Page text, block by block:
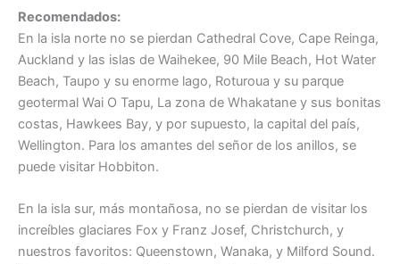
Recomendados:
En la isla norte no se pierdan Cathedral Cove, Cape Reinga,
Auckland y las islas de Waihekee, 90 Mile Beach, Hot Water
Beach, Taupo y su enorme lago, Roturoua y su parque
geotermal Wai O Tapu, La zona de Whakatane y sus bonitas
costas, Hawkees Bay, y por supuesto, la capital del país,
Wellington. Para los amantes del señor de los anillos, se
puede visitar Hobbiton.
En la isla sur, más montañosa, no se pierdan de visitar los
increíbles glaciares Fox y Franz Josef, Christchurch, y
nuestros favoritos: Queenstown, Wanaka, y Milford Sound.